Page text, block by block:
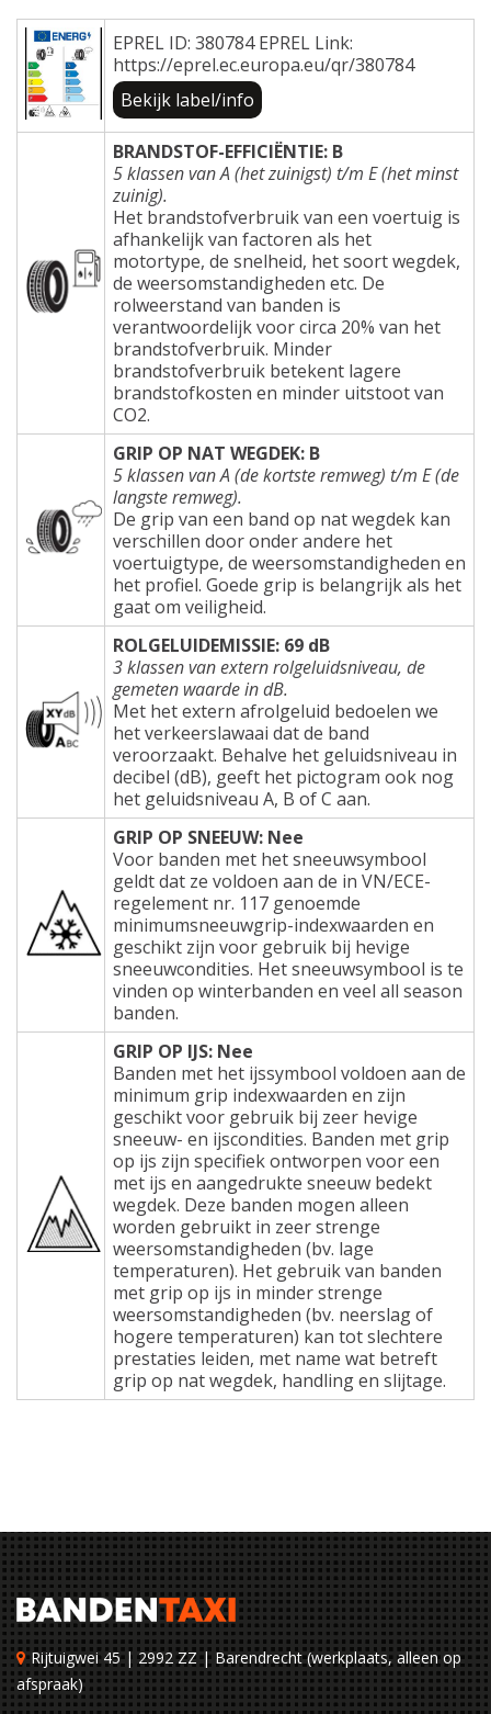
EPREL ID: 380784 EPREL Link:
https://eprel.ec.europa.eu/qr/380784
Bekijk label/info
BRANDSTOF-EFFICIËNTIE: B
5 klassen van A (het zuinigst) t/m E (het minst
zuinig).
Het brandstofverbruik van een voertuig is
afhankelijk van factoren als het
motortype, de snelheid, het soort wegdek,
de weersomstandigheden etc. De
rolweerstand van banden is
verantwoordelijk voor circa 20% van het
brandstofverbruik. Minder
brandstofverbruik betekent lagere
brandstofkosten en minder uitstoot van
CO2.
GRIP OP NAT WEGDEK: B
5 klassen van A (de kortste remweg) t/m E (de
langste remweg).
De grip van een band op nat wegdek kan
verschillen door onder andere het
voertuigtype, de weersomstandigheden en
het profiel. Goede grip is belangrijk als het
gaat om veiligheid.
ROLGELUIDEMISSIE: 69 dB
3 klassen van extern rolgeluidsniveau, de
gemeten waarde in dB.
Met het extern afrolgeluid bedoelen we
het verkeerslawaai dat de band
veroorzaakt. Behalve het geluidsniveau in
decibel (dB), geeft het pictogram ook nog
het geluidsniveau A, B of C aan.
GRIP OP SNEEUW: Nee
Voor banden met het sneeuwsymbool
geldt dat ze voldoen aan de in VN/ECE-
regelement nr. 117 genoemde
minimumsneeuwgrip-indexwaarden en
geschikt zijn voor gebruik bij hevige
sneeuwcondities. Het sneeuwsymbool is te
vinden op winterbanden en veel all season
banden.
GRIP OP IJS: Nee
Banden met het ijssymbool voldoen aan de
minimum grip indexwaarden en zijn
geschikt voor gebruik bij zeer hevige
sneeuw- en ijscondities. Banden met grip
op ijs zijn specifiek ontworpen voor een
met ijs en aangedrukte sneeuw bedekt
wegdek. Deze banden mogen alleen
worden gebruikt in zeer strenge
weersomstandigheden (bv. lage
temperaturen). Het gebruik van banden
met grip op ijs in minder strenge
weersomstandigheden (bv. neerslag of
hogere temperaturen) kan tot slechtere
prestaties leiden, met name wat betreft
grip op nat wegdek, handling en slijtage.
Rijtuigwei 45 | 2992 ZZ | Barendrecht (werkplaats, alleen op
afspraak)